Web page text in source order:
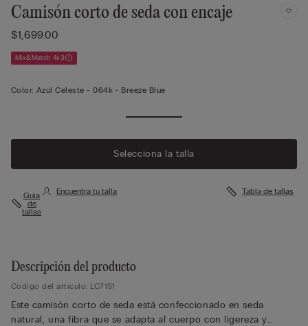
Camisón corto de seda con encaje
$1,699.00
Mix&Match 4x3
Color: Azul Celeste -064k - Breeze Blue
Selecciona la talla
Guía
de
tallas
Encuentra tu talla Tabla de tallas
Descripción del producto
Código del artículo: LC71S1
Este camisón corto de seda está confeccionado en seda
natural, una fibra que se adapta al cuerpo con ligereza y